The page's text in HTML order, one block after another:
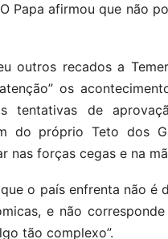
Papa afirmou que não
outros recados a
os
tentativas de
do próprio Teto dos
nas forças cegas e na
o país enfrenta não é
e não
tão complexo”.